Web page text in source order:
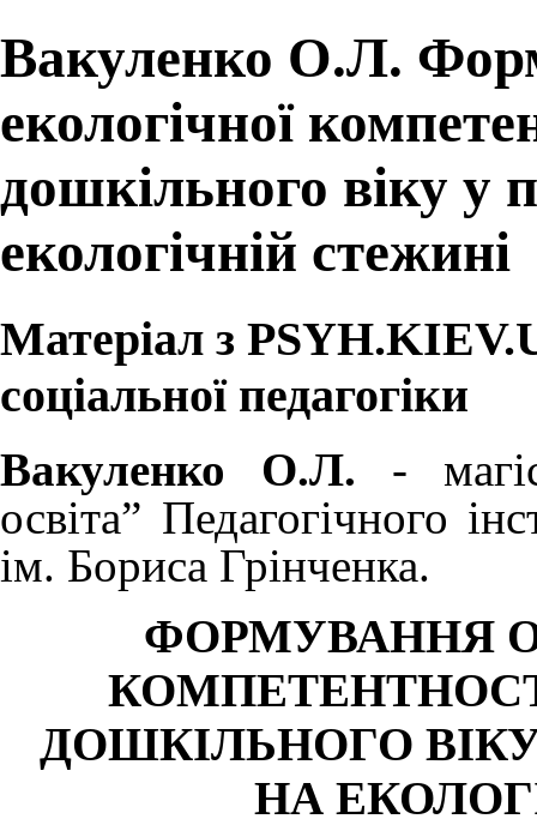
Вакуленко О.Л.
екологічної
дошкільного віку у
екологічній стежині
Матеріал з
соціальної педагогіки
Вакуленко О.Л. -
освіта” Педагогічного
ім. Бориса Грінченка.
ФОРМУВАННЯ
ДОШКІЛЬНОГО
НА